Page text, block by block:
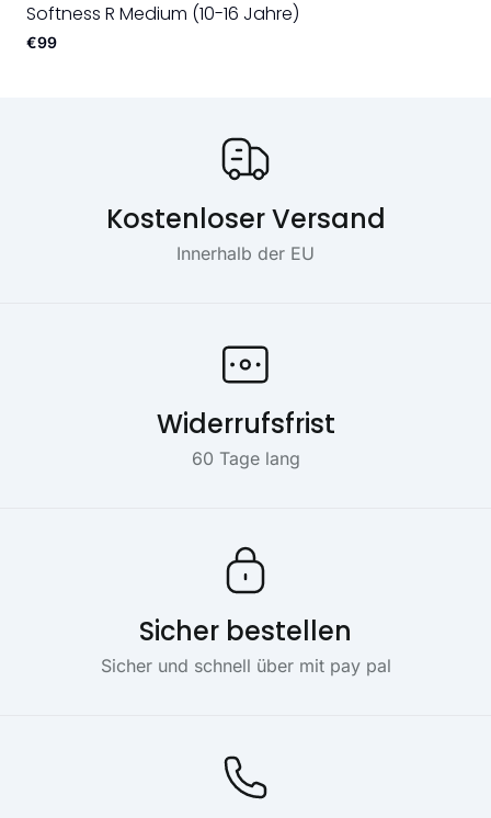
Softness R Medium (10-16 Jahre)
€99
Kostenloser Versand
Innerhalb der EU
Widerrufsfrist
60 Tage lang
Sicher bestellen
Sicher und schnell über mit pay pal